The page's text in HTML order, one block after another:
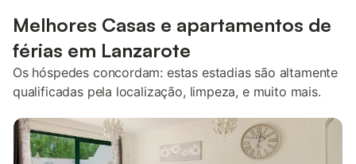
Melhores Casas e apartamentos de
férias em Lanzarote
Os hóspedes concordam: estas estadias são altamente
qualificadas pela localização, limpeza, e muito mais.